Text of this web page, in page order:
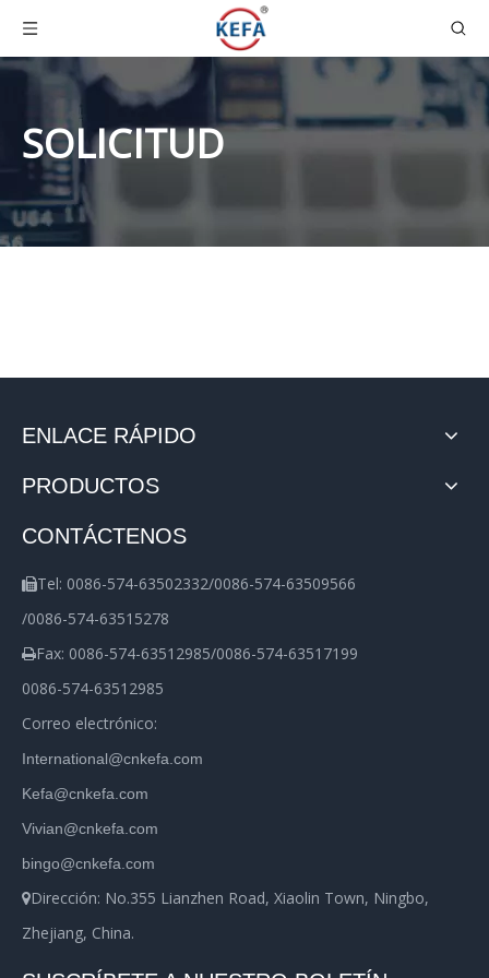
SOLICITUD
ENLACE RÁPIDO
PRODUCTOS
CONTÁCTENOS
Tel: 0086-574-63502332/0086-574-63509566
/0086-574-63515278
Fax: 0086-574-63512985/0086-574-63517199
0086-574-63512985
Correo electrónico:
International@cnkefa.com
Kefa@cnkefa.com
Vivian@cnkefa.com
bingo@cnkefa.com
Dirección: No.355 Lianzhen Road, Xiaolin Town, Ningbo,
Zhejiang, China.